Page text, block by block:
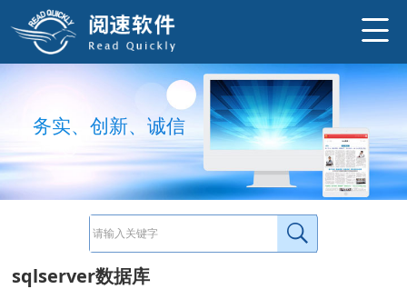
务实、 创新、 诚信
sqlserver数据库